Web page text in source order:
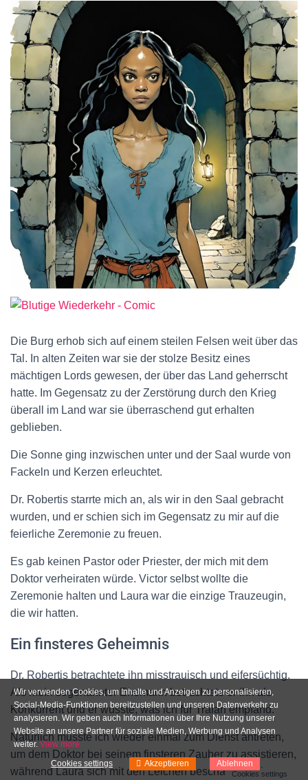
Die Burg erhob sich auf einem steilen Felsen weit über das
Tal. In alten Zeiten war sie der stolze Besitz eines
mächtigen Lords gewesen, der über das Land geherrscht
hatte. Im Gegensatz zu der Zerstörung durch den Krieg
überall im Land war sie überraschend gut erhalten
geblieben.
Die Sonne ging inzwischen unter und der Saal wurde von
Fackeln und Kerzen erleuchtet.
Dr. Robertis starrte mich an, als wir in den Saal gebracht
wurden, und er schien sich im Gegensatz zu mir auf die
feierliche Zeremonie zu freuen.
Es gab keinen Pastor oder Priester, der mich mit dem
Doktor verheiraten würde. Victor selbst wollte die
Zeremonie halten und Laura war die einzige Trauzeugin,
die wir hatten.
Ein finsteres Geheimnis
Dr. Robertis betrachtete ihn misstrauisch und eifersüchtig.
Als mein sogenannter Ehemann betrachtete er ihn als
Konkurrent und er wusste, was ich für Traian empfand.
Natürlich musste ich wieder einmal zum Dienst antreten,
um dem Doktor bei seinem finsteren Zauber zu assistieren,
während Laura sich mit den Leichen beschäftigte, die
Wir verwenden Cookies, um Inhalte und Anzeigen zu personalisieren,
Social-Media-Funktionen bereitzustellen und unseren Datenverkehr zu
analysieren. Wir geben auch Informationen über Ihre Nutzung unserer
Website an unsere Partner für soziale Medien, Werbung und Analysen
weiter. View more
Cookies settings
Akzeptieren Ablehnen
Cookies settings